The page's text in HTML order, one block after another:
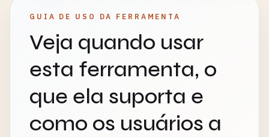
GUIA DE USO DA FERRAMENTA
Veja quando usar
esta ferramenta, o
que ela suporta e
como os usuários a